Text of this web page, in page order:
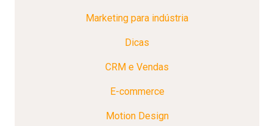
Marketing para indústria
Dicas
CRM e Vendas
E-commerce
Motion Design